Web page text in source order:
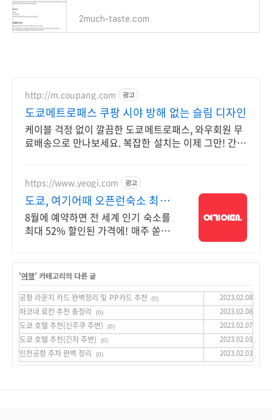
2much-taste.com
http://m.coupang.com 광고
도쿄메트로패스 쿠팡 시야 방해 없는 슬림 디자인
케이블 걱정 없이 깔끔한 도쿄메트로패스, 와우회원 무
료배송으로 만나보세요. 복잡한 설치는 이제 그만! 간편
https://www.yeogi.com 광고
도쿄, 여기어때 오픈런숙소 최대
81% 할인
8월에 예약하면 전 세계 인기 숙소를
최대 52% 할인된 가격에! 매주 쏟아
'여행' 카테고리의 다른 글
공항 라운지 카드 완벽정리 및 PP카드 추천 (0) 2023.02.08
하코네 료칸 추천 총정리 (0) 2023.02.08
도쿄 호텔 추천(신주쿠 주변) (0) 2023.02.07
도쿄 호텔 추천(긴자 주변) (0) 2023.02.03
인천공항 주차 완벽 정리 (0) 2023.02.03